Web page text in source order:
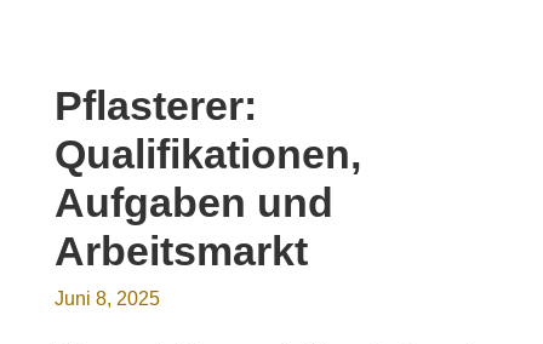
Pflasterer:
Qualifikationen,
Aufgaben und
Arbeitsmarkt
Juni 8, 2025